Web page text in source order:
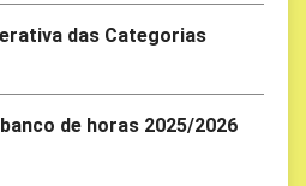
das Categorias
de horas 2025/2026